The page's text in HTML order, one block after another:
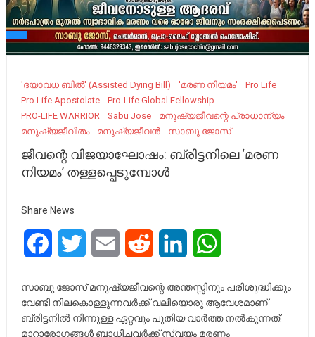
'ദയാവധ ബിൽ' (Assisted Dying Bill) 'മരണ നിയമം'
Pro Life
Pro Life Apostolate
Pro-Life Global Fellowship
PRO-LIFE WARRIOR
Sabu Jose
മനുഷ്യജീവന്റെ പ്രാധാന്യം
മനുഷ്യജീവിതം
മനുഷ്യജീവൻ സാബു ജോസ്
ജീവന്റെ വിജയാഘോഷം: ബ്രിട്ടനിലെ ‘മരണ
നിയമം’ തള്ളപ്പെടുമ്പോൾ
Share News
FacebookTwitter Email Reddit LinkedIn
സാബു ജോസ് മനുഷ്യജീവന്റെ അന്തസ്സിനും പരിശുദ്ധിക്കും
വേണ്ടി നിലകൊള്ളുന്നവർക്ക് വലിയൊരു ആവേശമാണ്
ബ്രിട്ടനിൽ നിന്നുള്ള ഏറ്റവും പുതിയ വാർത്ത നൽകുന്നത്.
മാറാരോഗങ്ങൾ ബാധിച്ചവർക്ക് സ്വയം മരണം